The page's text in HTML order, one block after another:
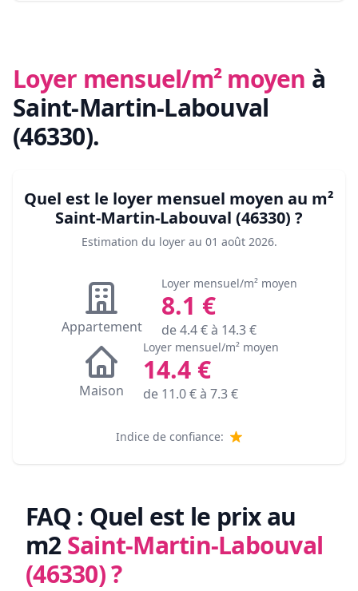
Loyer mensuel/m² moyen à
Saint-Martin-Labouval
(46330).
Quel est le loyer mensuel moyen au m²
Saint-Martin-Labouval (46330) ?
Estimation du loyer au 01 août 2026.
Appartement
Loyer mensuel/m² moyen
8.1 €
de4.4€ à 14.3€
Maison
Loyer mensuel/m² moyen
14.4 €
de 11.0€ à 7.3€
Indice de confiance:
FAQ : Quel est le prix au
m2Saint-Martin-Labouval
(46330)?